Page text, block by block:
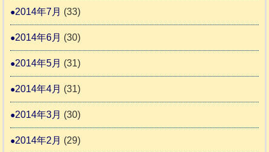
2014年7月 (33)
2014年6月 (30)
2014年5月 (31)
2014年4月 (31)
2014年3月 (30)
2014年2月 (29)